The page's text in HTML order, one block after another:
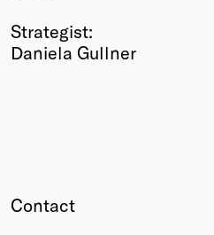
Strategist:
Daniela Gullner
Contact